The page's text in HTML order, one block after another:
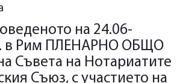
на 24.06-
в Рим ПЛЕНАРНО ОБЩО
Съвета на Нотариатите
Съюз, с участието на